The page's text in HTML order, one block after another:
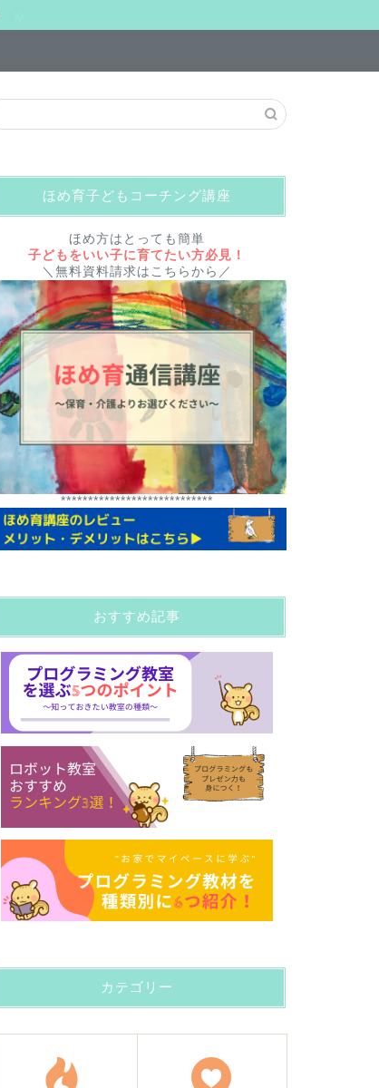
ほめ育子どもコーチング講座
ほめ方はとっても簡単
子どもをいい子に育てたい方必見！
＼無料資料請求はこちらから／
****************************
おすすめ記事
カテゴリー